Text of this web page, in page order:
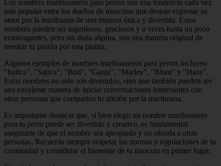
Los nombres marihuaneros para perros son una tendencia cada vez
más popular entre los dueños de mascotas que desean expresar su
amor por la marihuana de una manera única y divertida. Estos
nombres pueden ser ingeniosos, graciosos y a veces hasta un poco
extravagantes, pero sin duda alguna, son una manera original de
mostrar tu pasión por esta planta.
Algunos ejemplos de nombres marihuaneros para perros incluyen
"Indica", "Sativa", "Bud", "Ganja", "Marley", "Blunt" y "Haze".
Estos nombres no solo son divertidos, sino que también pueden ser
una excelente manera de iniciar conversaciones interesantes con
otras personas que comparten tu afición por la marihuana.
Es importante destacar que, si bien elegir un nombre marihuanero
para tu perro puede ser divertido y creativo, es fundamental
asegurarte de que el nombre sea apropiado y no ofenda a otras
personas. Recuerda siempre respetar las normas y regulaciones de tu
comunidad y considerar el bienestar de tu mascota en primer lugar.